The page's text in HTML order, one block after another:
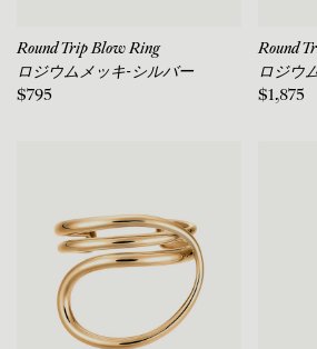
Round Trip Blow Ring
ロジウムメッキ-シルバー
$795
Round
ロジウ
$1,875